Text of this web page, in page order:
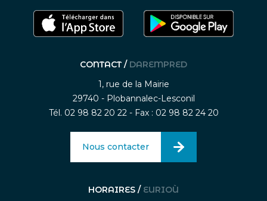
CONTACT / DAREMPRED
1, rue de la Mairie
29740 - Plobannalec-Lesconil
Tél. 02 98 82 20 22 - Fax : 02 98 82 24 20
Nous contacter
HORAIRES / EURIOÙ